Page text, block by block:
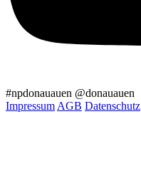
#npdonauauen @donauauen
Impressum AGB Datenschutz